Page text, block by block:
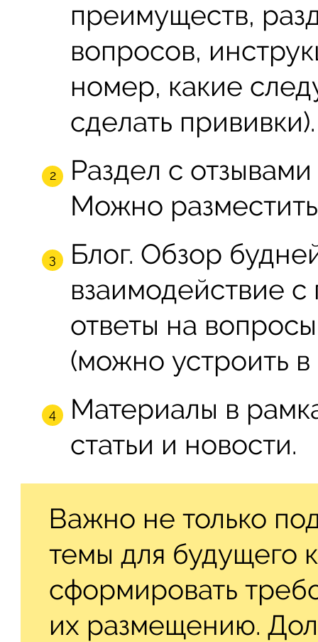
преимуществ,
вопросов,
номер, какие
сделать прививки).
Раздел с
Можно
Блог. Обзор
взаимодействие
ответы на
(можно устроить в
Материалы в
статьи и новости.
Важно не только
темы для будущего
сформировать
их размещению.